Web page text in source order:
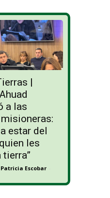
|
a las
estar del
les
tierra”
Patricia Escobar -